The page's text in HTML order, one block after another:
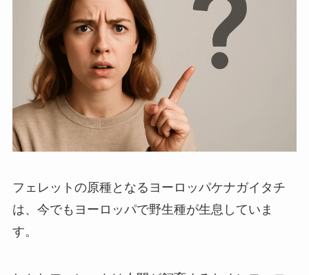
フェレットの原種となるヨーロッパケナガイタチ
は、今でもヨーロッパで野生種が生息していま
す。